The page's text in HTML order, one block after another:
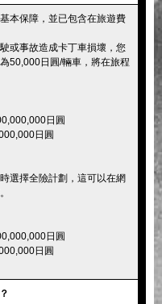
本保障，並已包含在旅遊費
或事故造成卡丁車損壞，您
50,000日圓/輛車，將在旅程
日圓
日圓
選擇全險計劃，這可以在網
日圓
日圓